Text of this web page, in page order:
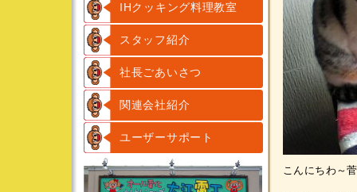
IHクッキング料理教室
スタッフ紹介
社長ごあいさつ
関連会社紹介
ユーザーサポート
こんにちわ～